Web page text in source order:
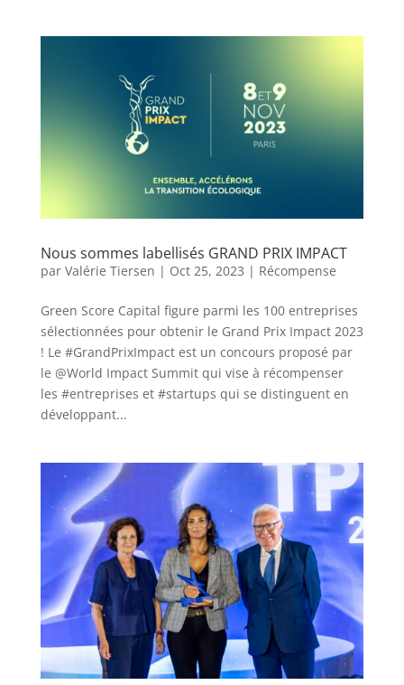
Nous sommes labellisés GRAND PRIX IMPACT
par Valérie Tiersen | Oct 25, 2023 | Récompense
Green Score Capital figure parmi les 100 entreprises
sélectionnées pour obtenir le Grand Prix Impact 2023
! Le #GrandPrixImpact est un concours proposé par
le @World Impact Summit qui vise à récompenser
les #entreprises et #startups qui se distinguent en
développant...